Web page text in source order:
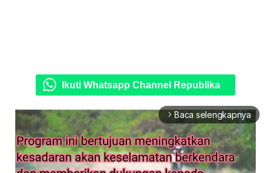
Ikuti Whatsapp Channel Republika
arrow_forward_ios Baca selengkapnya